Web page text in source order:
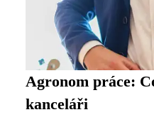
Agronom práce:
kanceláři